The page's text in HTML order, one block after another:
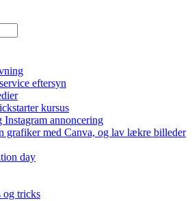
eftersyn
kursus
Instagram annoncering
grafiker med Canva, og lav lækre billeder
day
og tricks